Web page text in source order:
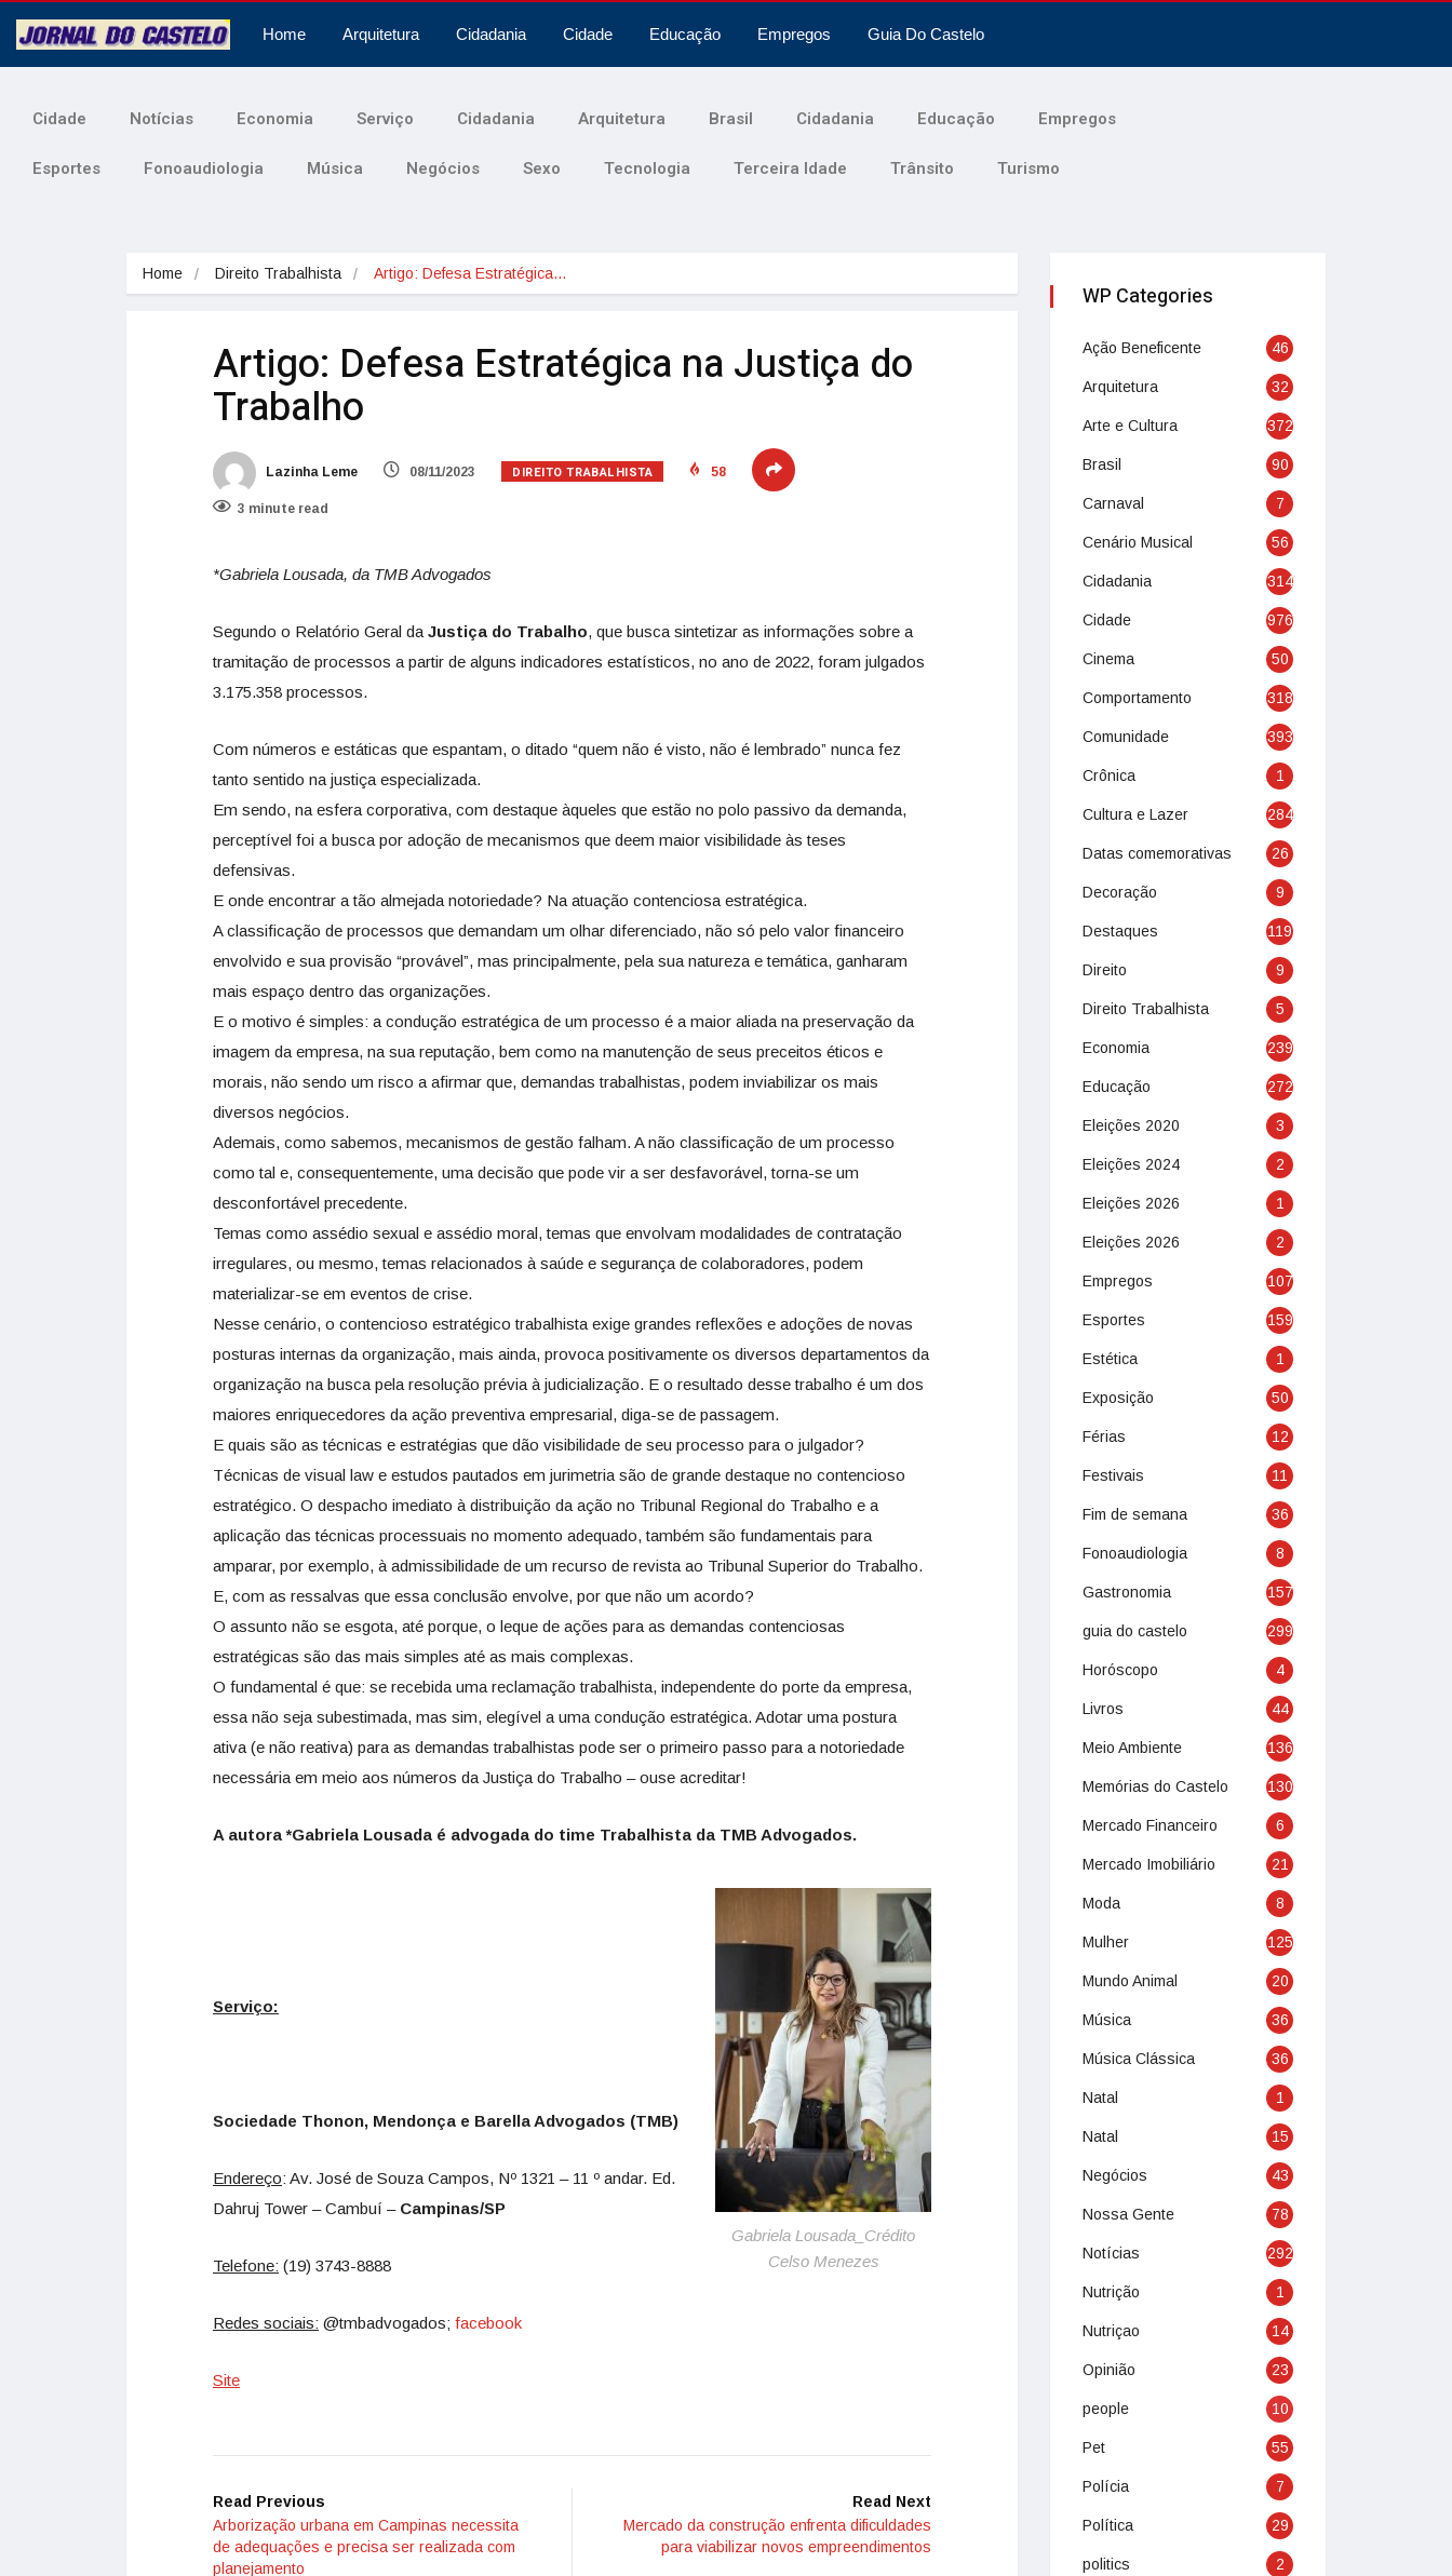
Home Arquitetura Cidadania Cidade Educação Empregos Guia Do Castelo
Cidade Notícias Economia Serviço Cidadania Arquitetura Brasil Cidadania Educação Empregos
Esportes Fonoaudiologia Música Negócios Sexo Tecnologia Terceira Idade Trânsito Turismo
Home Direito Trabalhista Artigo: Defesa Estratégica…
Artigo: Defesa Estratégica na Justiça do
Trabalho
Lazinha Leme 08/11/2023 DIREITO TRABALHISTA 58
3 minute read
*Gabriela Lousada, da TMB Advogados
Segundo o Relatório Geral da Justiça do Trabalho, que busca sintetizar as informações sobre a
tramitação de processos a partir de alguns indicadores estatísticos, no ano de 2022, foram julgados
3.175.358 processos.
Com números e estáticas que espantam, o ditado “quem não é visto, não é lembrado” nunca fez
tanto sentido na justiça especializada.
Em sendo, na esfera corporativa, com destaque àqueles que estão no polo passivo da demanda,
perceptível foi a busca por adoção de mecanismos que deem maior visibilidade às teses
defensivas.
E onde encontrar a tão almejada notoriedade? Na atuação contenciosa estratégica.
A classificação de processos que demandam um olhar diferenciado, não só pelo valor financeiro
envolvido e sua provisão “provável”, mas principalmente, pela sua natureza e temática, ganharam
mais espaço dentro das organizações.
E o motivo é simples: a condução estratégica de um processo é a maior aliada na preservação da
imagem da empresa, na sua reputação, bem como na manutenção de seus preceitos éticos e
morais, não sendo um risco a afirmar que, demandas trabalhistas, podem inviabilizar os mais
diversos negócios.
Ademais, como sabemos, mecanismos de gestão falham. A não classificação de um processo
como tal e, consequentemente, uma decisão que pode vir a ser desfavorável, torna-se um
desconfortável precedente.
Temas como assédio sexual e assédio moral, temas que envolvam modalidades de contratação
irregulares, ou mesmo, temas relacionados à saúde e segurança de colaboradores, podem
materializar-se em eventos de crise.
Nesse cenário, o contencioso estratégico trabalhista exige grandes reflexões e adoções de novas
posturas internas da organização, mais ainda, provoca positivamente os diversos departamentos da
organização na busca pela resolução prévia à judicialização. E o resultado desse trabalho é um dos
maiores enriquecedores da ação preventiva empresarial, diga-se de passagem.
E quais são as técnicas e estratégias que dão visibilidade de seu processo para o julgador?
Técnicas de visual law e estudos pautados em jurimetria são de grande destaque no contencioso
estratégico. O despacho imediato à distribuição da ação no Tribunal Regional do Trabalho e a
aplicação das técnicas processuais no momento adequado, também são fundamentais para
amparar, por exemplo, à admissibilidade de um recurso de revista ao Tribunal Superior do Trabalho.
E, com as ressalvas que essa conclusão envolve, por que não um acordo?
O assunto não se esgota, até porque, o leque de ações para as demandas contenciosas
estratégicas são das mais simples até as mais complexas.
O fundamental é que: se recebida uma reclamação trabalhista, independente do porte da empresa,
essa não seja subestimada, mas sim, elegível a uma condução estratégica. Adotar uma postura
ativa (e não reativa) para as demandas trabalhistas pode ser o primeiro passo para a notoriedade
necessária em meio aos números da Justiça do Trabalho – ouse acreditar!
A autora *Gabriela Lousada é advogada do time Trabalhista da TMB Advogados.
Gabriela Lousada_Crédito
Celso Menezes
Serviço:
Sociedade Thonon, Mendonça e Barella Advogados (TMB)
Endereço: Av. José de Souza Campos, Nº 1321 – 11 º andar. Ed.
Dahruj Tower – Cambuí – Campinas/SP
Telefone: (19) 3743-8888
Redes sociais: @tmbadvogados; facebook
Site
Read Previous
Arborização urbana em Campinas necessita
de adequações e precisa ser realizada com
planejamento
Read Next
Mercado da construção enfrenta dificuldades
para viabilizar novos empreendimentos
WP Categories
Ação Beneficente 46
Arquitetura 32
Arte e Cultura 372
Brasil 90
Carnaval 7
Cenário Musical 56
Cidadania 314
Cidade 976
Cinema 50
Comportamento 318
Comunidade 393
Crônica 1
Cultura e Lazer 284
Datas comemorativas 26
Decoração 9
Destaques 119
Direito 9
Direito Trabalhista 5
Economia 239
Educação 272
Eleições 2020 3
Eleições 2024 2
Eleições 2026 1
Eleições 2026 2
Empregos 107
Esportes 159
Estética 1
Exposição 50
Férias 12
Festivais 11
Fim de semana 36
Fonoaudiologia 8
Gastronomia 157
guia do castelo 299
Horóscopo 4
Livros 44
Meio Ambiente 136
Memórias do Castelo 130
Mercado Financeiro 6
Mercado Imobiliário 21
Moda 8
Mulher 125
Mundo Animal 20
Música 36
Música Clássica 36
Natal 1
Natal 15
Negócios 43
Nossa Gente 78
Notícias 292
Nutrição 1
Nutriçao 14
Opinião 23
people 10
Pet 55
Polícia 7
Política 29
politics 2